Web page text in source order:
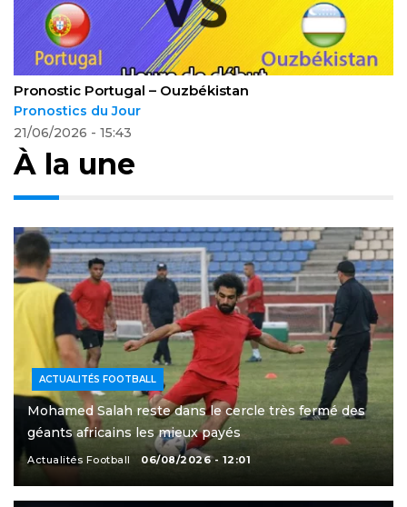
Pronostic Portugal – Ouzbékistan
Pronostics du Jour
21/06/2026 - 15:43
À la une
ACTUALITÉS FOOTBALL
Mohamed Salah reste dans le cercle très fermé des
géants africains les mieux payés
Actualités Football 06/08/2026 - 12:01